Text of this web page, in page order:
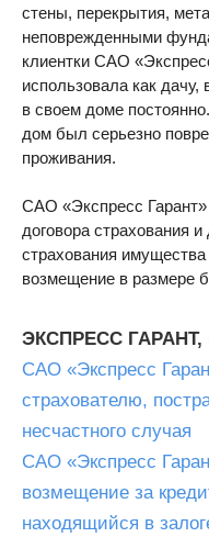
стены, перекрытия,
неповрежденными
клиентки САО
использовала как
в своем доме
дом был серьезно
проживания.
САО «Экспресс Гарант»
договора страхования
страхования
возмещение в размере
ЭКСПРЕСС ГАРАНТ,
САО «Экспресс
страхователю,
несчастного случая
САО «Экспресс
возмещение за
находящийся в